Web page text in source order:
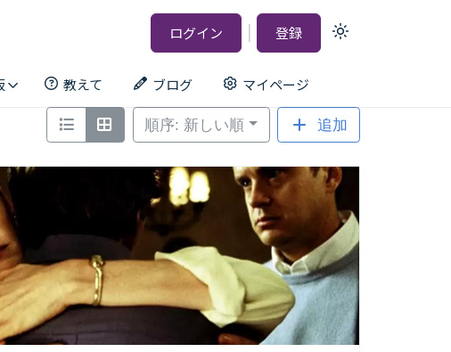
ログイン | 登録
Light
dark)
教えて ブログ マイページ
順序: 新しい順 追加